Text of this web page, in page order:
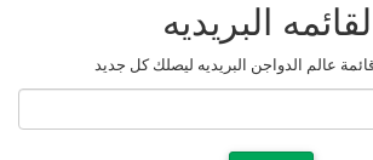
البريديه
عالم الدواجن البريديه ليصلك كل جديد